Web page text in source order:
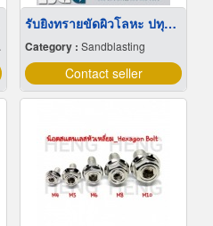
รับยิงทรายขัดผิวโลหะ ปทุมธานี
Category : Sandblasting
Contact seller